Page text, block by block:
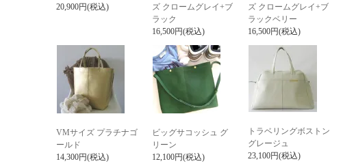
20,900円(税込)
ズ クロームグレイ+ブ
ラック
16,500円(税込)
ズ クロームグレイ+ブ
ラックベリー
16,500円(税込)
VMサイズ プラチナゴ
ールド
14,300円(税込)
ビッグサコッシュ グ
リーン
12,100円(税込)
トラベリングボストン
グレージュ
23,100円(税込)